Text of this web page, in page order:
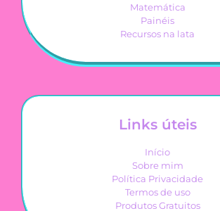
Matemática
Painéis
Recursos na lata
Links úteis
Início
Sobre mim
Política Privacidade
Termos de uso
Produtos Gratuitos